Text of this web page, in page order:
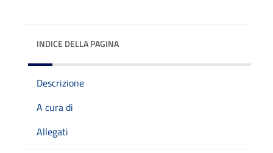
INDICE DELLA PAGINA
Descrizione
A cura di
Allegati